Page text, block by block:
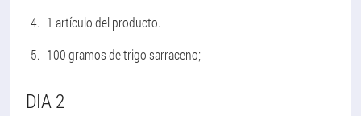
1 artículo del producto.
100 gramos de trigo sarraceno;
DIA 2